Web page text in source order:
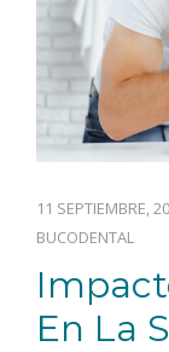
11 SEPTIEMBRE,
BUCODENTAL
En La